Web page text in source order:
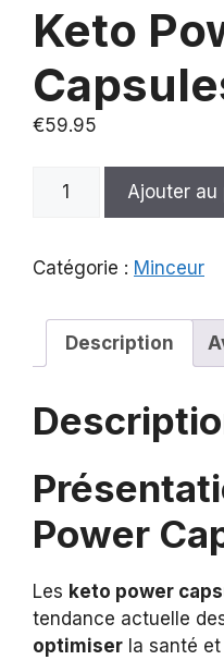
Keto
€59.95
quantité
Power
Ajouter au
Catégorie : Minceur
Description
Power
Les keto power
tendance actuelle
optimiser la santé